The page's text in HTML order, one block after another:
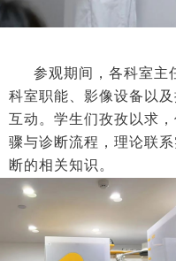
参观期间，各科室主
科室职能、影像设备以
互动。学生们孜孜以求
骤与诊断流程，理论联
断的相关知识。